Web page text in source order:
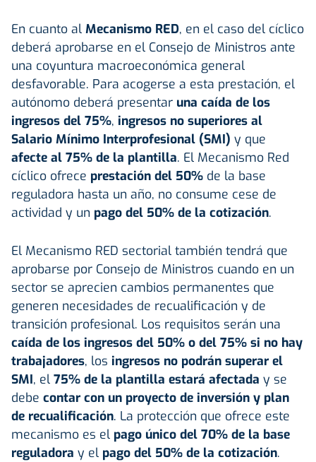
En cuanto al Mecanismo RED, en el caso del cíclico
deberá aprobarse en el Consejo de Ministros ante
una coyuntura macroeconómica general
desfavorable. Para acogerse a esta prestación, el
autónomo deberá presentar una caída de los
ingresos del 75%, ingresos no superiores al
Salario Mínimo Interprofesional (SMI) y que
afecte al 75% de la plantilla. El Mecanismo Red
cíclico ofrece prestación del 50% de la base
reguladora hasta un año, no consume cese de
actividad y un pago del 50% de la cotización.
El Mecanismo RED sectorial también tendrá que
aprobarse por Consejo de Ministros cuando en un
sector se aprecien cambios permanentes que
generen necesidades de recualificación y de
transición profesional. Los requisitos serán una
caída de los ingresos del 50% o del 75% si no hay
trabajadores, los ingresos no podrán superar el
SMI, el 75% de la plantilla estará afectada y se
debe contar con un proyecto de inversión y plan
de recualificación. La protección que ofrece este
mecanismo es el pago único del 70% de la base
reguladora y el pago del 50% de la cotización.